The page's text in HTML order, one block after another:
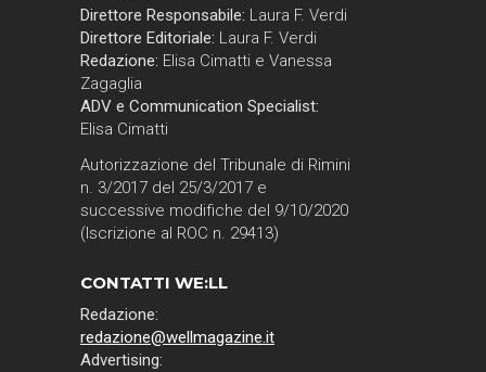
Direttore Responsabile: Laura F. Verdi
Direttore Editoriale: Laura F. Verdi
Redazione: Elisa Cimatti e Vanessa
Zagaglia
ADV e Communication Specialist:
Elisa Cimatti
Autorizzazione del Tribunale di Rimini
n. 3/2017 del 25/3/2017 e
successive modifiche del 9/10/2020
(Iscrizione al ROC n. 29413)
CONTATTI WE:LL
Redazione:
redazione@wellmagazine.it
Advertising: